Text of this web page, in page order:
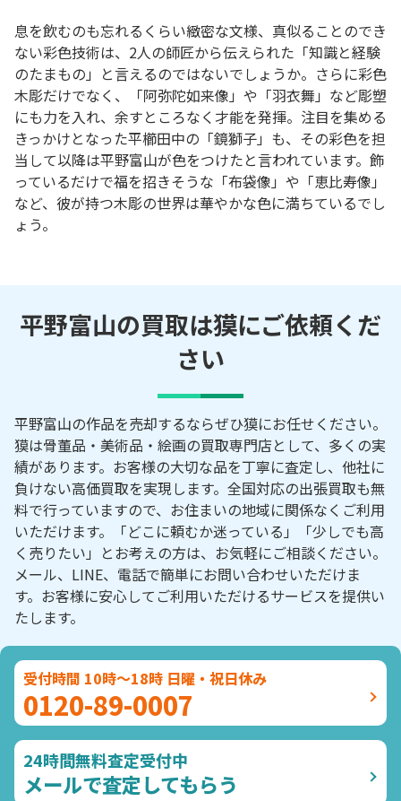
息を飲むのも忘れるくらい緻密な文様、真似ることのでき
ない彩色技術は、2人の師匠から伝えられた「知識と経験
のたまもの」と言えるのではないでしょうか。さらに彩色
木彫だけでなく、「阿弥陀如来像」や「羽衣舞」など彫塑
にも力を入れ、余すところなく才能を発揮。注目を集める
きっかけとなった平櫛田中の「鏡獅子」も、その彩色を担
当して以降は平野富山が色をつけたと言われています。飾
っているだけで福を招きそうな「布袋像」や「恵比寿像」
など、彼が持つ木彫の世界は華やかな色に満ちているでし
ょう。
平野富山の買取は獏にご依頼くだ
さい
平野富山の作品を売却するならぜひ獏にお任せください。
獏は骨董品・美術品・絵画の買取専門店として、多くの実
績があります。お客様の大切な品を丁寧に査定し、他社に
負けない高価買取を実現します。全国対応の出張買取も無
料で行っていますので、お住まいの地域に関係なくご利用
いただけます。「どこに頼むか迷っている」「少しでも高
く売りたい」とお考えの方は、お気軽にご相談ください。
メール、LINE、電話で簡単にお問い合わせいただけま
す。お客様に安心してご利用いただけるサービスを提供い
たします。
受付時間 10時～18時 日曜・祝日休み
0120-89-0007
24時間無料査定受付中
メールで査定してもらう